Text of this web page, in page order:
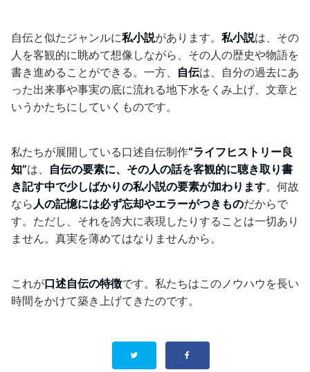
自伝と似たジャンルに私小説があります。 私小説は、その
人を客観的に眺めて想像しながら、その人の歴史や物語を
書き進めることができる。一方、 自伝は、自分の過去にあ
った出来事や事実の底に流れる地下水をくみ上げ、文章と
いうかたちにしていくものです。
私たちが展開している口述自伝制作“ライフヒストリー良
知”は、 自伝の要素に、その人の話を客観的に聴き取り書
き記す中で少しばかりの私小説の要素が加わります。何故
なら 人の記憶には必ず忘却やエラーがつきものだからで
す。ただし、それを誇大に表現したりすることは一切あり
ません。真実を薄めてはなりませんから。
これが口述自伝の特徴です。私たちはこのノウハウを長い
時間をかけて築き上げてきたのです。